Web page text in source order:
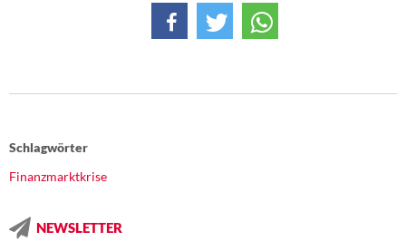
Rosa-Luxemburg-Stiftung
Schlagwörter
Finanzmarktkrise
NEWSLETTER